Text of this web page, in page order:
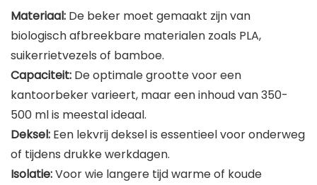
Materiaal: De beker moet gemaakt zijn van
biologisch afbreekbare materialen zoals PLA,
suikerrietvezels of bamboe.
Capaciteit: De optimale grootte voor een
kantoorbeker varieert, maar een inhoud van 350-
500 ml is meestal ideaal.
Deksel: Een lekvrij deksel is essentieel voor onderweg
of tijdens drukke werkdagen.
Isolatie:Voor wie langere tijd warme of koude